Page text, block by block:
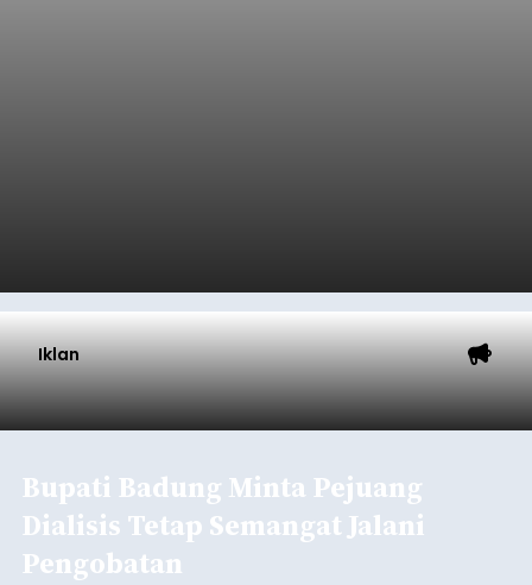
Iklan
Bupati Badung Minta Pejuang
Dialisis Tetap Semangat Jalani
Pengobatan